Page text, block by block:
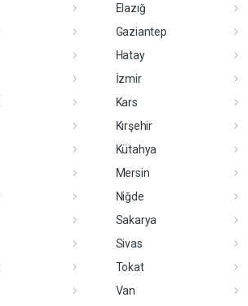
Elazığ
Gaziantep
Hatay
İzmir
Kars
Kırşehir
Kütahya
Mersin
Niğde
Sakarya
Sivas
Tokat
Van